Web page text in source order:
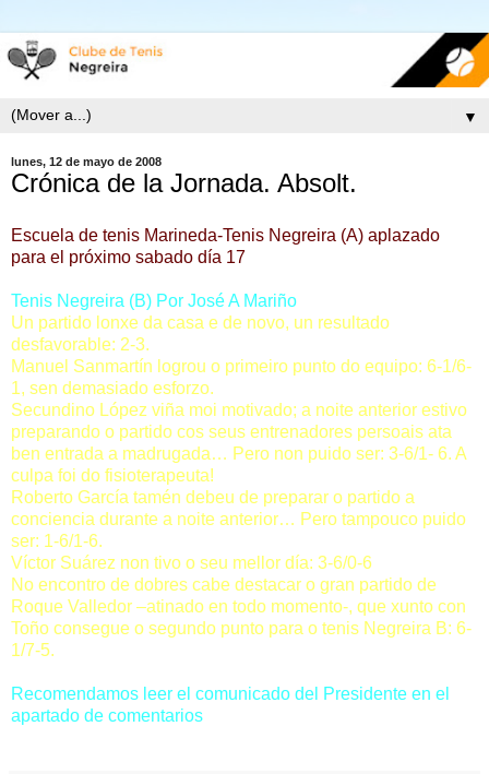
▼
lunes, 12 de mayo de 2008
Crónica de la Jornada. Absolt.
Escuela de tenis Marineda-Tenis Negreira (A) aplazado
para el próximo sabado día 17
Tenis Negreira (B) Por José A Mariño
Un partido lonxe da casa e de novo, un resultado
desfavorable: 2-3.
Manuel Sanmartín logrou o primeiro punto do equipo: 6-1/6-
1, sen demasiado esforzo.
Secundino López viña moi motivado; a noite anterior estivo
preparando o partido cos seus entrenadores persoais ata
ben entrada a madrugada… Pero non puido ser: 3-6/1- 6. A
culpa foi do fisioterapeuta!
Roberto García tamén debeu de preparar o partido a
conciencia durante a noite anterior… Pero tampouco puido
ser: 1-6/1-6.
Víctor Suárez non tivo o seu mellor día: 3-6/0-6
No encontro de dobres cabe destacar o gran partido de
Roque Valledor –atinado en todo momento-, que xunto con
Toño consegue o segundo punto para o tenis Negreira B: 6-
1/7-5.
Recomendamos leer el comunicado del Presidente en el
apartado de comentarios